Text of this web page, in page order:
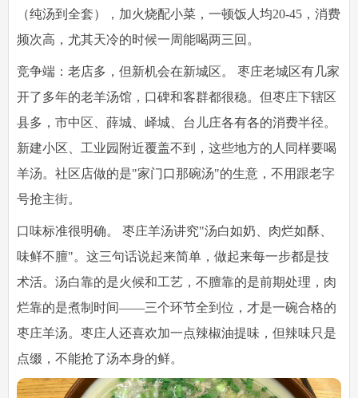
（纯汤到全套），加火烧配小菜，一顿饭人均20-45，消费
频次高，尤其天冷的时候一周能喝两三回。
竞争端：老店多，但新机会在新城区。
枣庄老城区有几家
开了多年的老羊汤馆，口碑和客群都很稳。但枣庄下辖区
县多，市中区、薛城、峄城、台儿庄各有各的消费半径。
新建小区、工业园附近覆盖不到，这些地方的人同样要喝
羊汤。社区店做的是"家门口那碗汤"的生意，不用跟老字
号抢主街。
口味标准很明确。
枣庄羊汤讲究"汤白如奶、肉烂如酥、
味鲜不膻"。这三句话说起来简单，做起来每一步都是技
术活。汤白靠的是火候和工艺，不膻靠的是前期处理，肉
烂靠的是煮制时间——三个环节全到位，才是一碗合格的
枣庄羊汤。枣庄人还喜欢加一点辣椒油提味，但辣味只是
点缀，不能抢了汤本身的鲜。